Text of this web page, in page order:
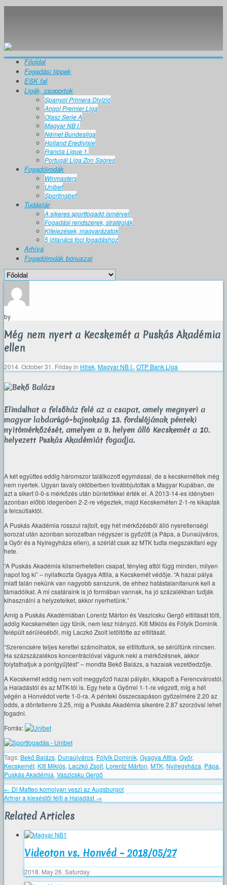
Főoldal
Fogadási tippek
ESK fal
Ligák, csoportok
Spanyol Primera Divízió
Angol Premier Liga
Olasz Serie A
Magyar NB I.
Német Bundesliga
Holland Eredivisie
Francia Ligue 1.
Portugál Liga Zon Sagres
Fogadóirodák
Winmasters
Unibet
Sportingbet
Tudástár
A sikeres sportfogadó ismérvei
Fogadási rendszerek, stratégiák
Kifejezések, magyarázatok
5 jótanács foci fogadáshoz
Arhíva
Fogadóirodák bónuszai
by
Még nem nyert a Kecskemét a Puskás Akadémia
ellen
2014. October 31. Fridayin Hírek, Magyar NB I., OTP Bank Liga
Elindulhat a felsőház felé az a csapat, amely megnyeri a
magyar labdarúgó-bajnokság 13. fordulójának pénteki
nyitómérkőzését, amelyen a 9. helyen álló Kecskemét a 10.
helyezett Puskás Akadémiát fogadja.
A két együttes eddig háromszor találkozott egymással, de a kecskemétiek még
nem nyertek. Ugyan tavaly októberben továbbjutottak a Magyar Kupában, de
azt a sikert 0-0-s mérkőzés után büntetőkkel érték el. A 2013-14-es idényben
azonban előbb idegenben 2-2-re végeztek, majd Kecskeméten 2-1-re kikaptak
a felcsútiaktól.
A Puskás Akadémia rosszul rajtolt, egy hét mérkőzésből álló nyeretlenségi
sorozat után azonban sorozatban négyszer is győzött (a Pápa, a Dunaújváros,
a Győr és a Nyíregyháza ellen), a szériát csak az MTK tudta megszakítani egy
hete.
“A Puskás Akadémia kiismerhetetlen csapat, tényleg attól függ minden, milyen
napot fog ki” – nyilatkozta Gyagya Attila, a Kecskemét védője. “A hazai pálya
miatt talán nekünk van nagyobb sanszunk, de ehhez hatástalanítanunk kell a
támadóikat. A mi csatáraink is jó formában vannak, ha jó százalékban tudják
kihasználni a helyzeteiket, akkor nyerhetünk.”
Amíg a Puskás Akadémiában Lorentz Márton és Vaszicsku Gergő eltiltását tölti,
addig Kecskeméten úgy tűnik, nem lesz hiányzó. Kitl Miklós és Fótyik Dominik
felépült sérüléséből, míg Laczkó Zsolt letöltötte az eltiltását.
“Szerencsére teljes kerettel számolhatok, se eltiltottunk, se sérültünk nincsen.
Ha százszázalékos koncentrációval vágunk neki a mérkőzésnek, akkor
folytathatjuk a pontgyűjtést” – mondta Bekő Balázs, a hazaiak vezetőedzője.
A Kecskemét eddig nem volt meggyőző hazai pályán, kikapott a Ferencvárostól,
a Haladástól és az MTK-tól is. Egy hete a Győrrel 1-1-re végzett, míg a hét
végén a Honvédot verte 1-0-ra. A pénteki összecsapáson győzelmére 2.20 az
odds, a döntetlenre 3.25, míg a Puskás Akadémia sikerére 2.87 szorzóval lehet
fogadni.
Forrás:
Tags: Bekő Balázs, Dunaújváros, Fótyik Dominik, Gyagya Attila, Győr,
Kecskemét, Kitl Miklós, Laczkó Zsolt, Lorentz Márton, MTK, Nyíregyháza, Pápa,
Puskás Akadémia, Vaszicsku Gergő
← Di Matteo komolyan veszi az Augsburgot
Artner a kieséstől félti a Haladást →
Related Articles
Videoton vs. Honvéd – 2018/05/27
2018. May 26. Saturday